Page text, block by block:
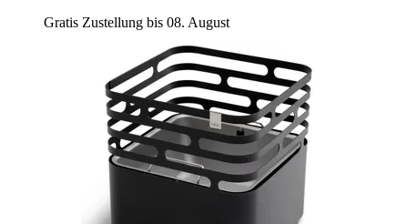
Gratis Zustellung bis 08. August